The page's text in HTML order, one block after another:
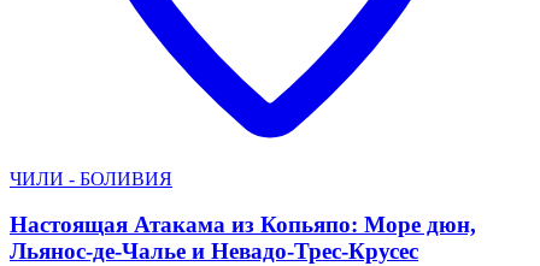
ЧИЛИ - БОЛИВИЯ
Настоящая Атакама из Копьяпо: Море дюн,
Льянос-де-Чалье и Невадо-Трес-Крусес